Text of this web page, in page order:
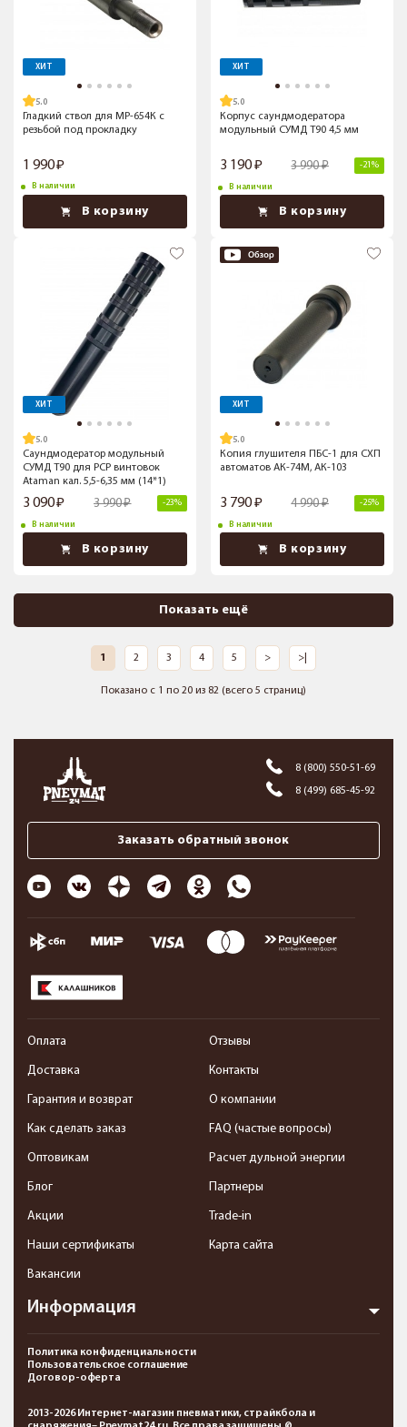
ХИТ
5.0
Гладкий ствол для МР-654К с
резьбой под прокладку
1 990
В наличии
В корзину
ХИТ
5.0
Корпус саундмодератора
модульный СУМД Т90 4,5 мм
3 190 3 990 -21%
В наличии
В корзину
ХИТ
5.0
Саундмодератор модульный
СУМД Т90 для PCP винтовок
Ataman кал. 5,5-6,35 мм (14*1)
3 090 3 990 -23%
В наличии
В корзину
ХИТ
5.0
Копия глушителя ПБС-1 для СХП
автоматов АК-74М, АК-103
3 790 4 990 -25%
В наличии
В корзину
Показать ещё
1 2 3 4 5 > >|
Показано с 1 по 20 из 82 (всего 5 страниц)
8 (800) 550-51-69
8 (499) 685-45-92
Заказать обратный звонок
Информация
Оплата
Доставка
Гарантия и возврат
Как сделать заказ
Оптовикам
Блог
Акции
Наши сертификаты
Вакансии
Отзывы
Контакты
О компании
FAQ (частые вопросы)
Расчет дульной энергии
Партнеры
Trade-in
Карта сайта
Политика конфиденциальности
Пользовательское соглашение
Договор-оферта
2013-2026 Интернет-магазин пневматики, страйкбола и